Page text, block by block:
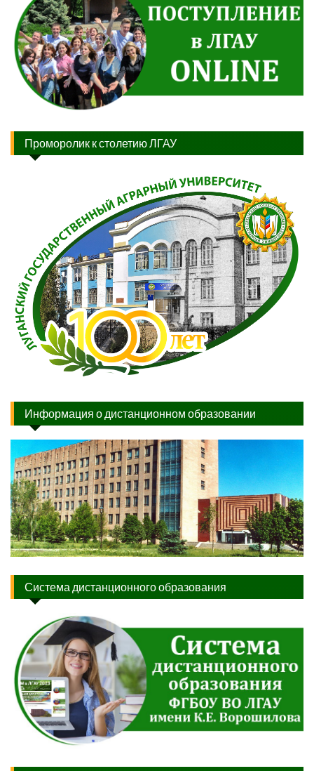
Проморолик к столетию ЛГАУ
Информация о дистанционном образовании
Система дистанционного образования